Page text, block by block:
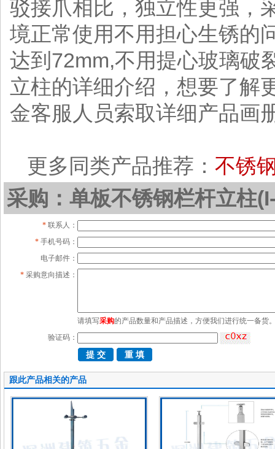
驳接爪相比，独立性更强，
境正常使用不用担心生锈的
达到72mm,不用提心玻璃破
立柱的详细介绍，想要了解
金客服人员索取详细产品画
更多同类产品推荐： 不锈
采购：单板不锈钢栏杆立柱
* 联系人：
* 手机号码：
电子邮件：
* 采购意向描述：
请填写采购的产品数量和产品描述，方便我们进行统一备货
验证码：
跟此产品相关的产品